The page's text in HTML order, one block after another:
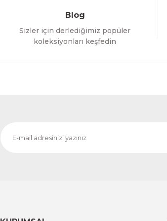
Blog
Sizler için derlediğimiz popüler
koleksiyonları keşfedin